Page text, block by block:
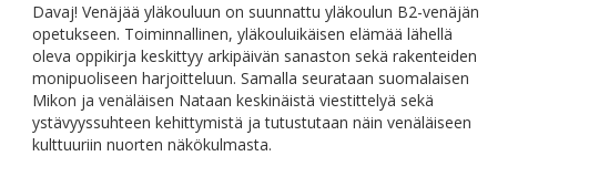
Davaj! Venäjää yläkouluun on suunnattu yläkoulun B2-venäjän
opetukseen. Toiminnallinen, yläkouluikäisen elämää lähellä
oleva oppikirja keskittyy arkipäivän sanaston sekä rakenteiden
monipuoliseen harjoitteluun. Samalla seurataan suomalaisen
Mikon ja venäläisen Nataan keskinäistä viestittelyä sekä
ystävyyssuhteen kehittymistä ja tutustutaan näin venäläiseen
kulttuuriin nuorten näkökulmasta.